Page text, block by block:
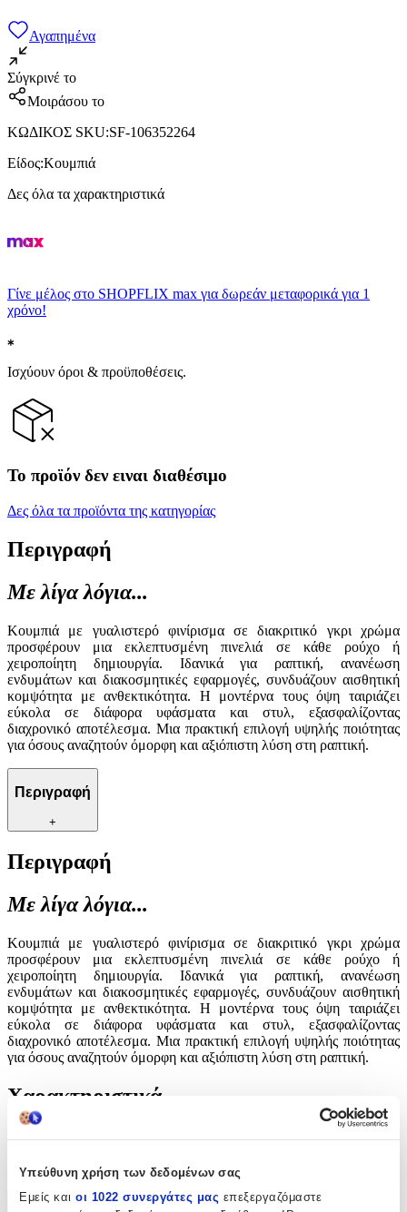
Υπεύθυνη χρήση των δεδομένων σας
Εμείς και οι 1022 συνεργάτες μας επεξεργαζόμαστε
Αγαπημένα
Σύγκρινέ το
Μοιράσου το
ΚΩΔΙΚΟΣ SKU:SF-106352264
Είδος:Κουμπιά
Δες όλα τα χαρακτηριστικά
Γίνε μέλος στο SHOPFLIX max για δωρεάν μεταφορικά για 1
χρόνο!
Ισχύουν όροι & προϋποθέσεις.
Το προϊόν δεν ειναι διαθέσιμο
Δες όλα τα προϊόντα της κατηγορίας
Περιγραφή
Με λίγα λόγια...
Κουμπιά με γυαλιστερό φινίρισμα σε διακριτικό γκρι χρώμα
προσφέρουν μια εκλεπτυσμένη πινελιά σε κάθε ρούχο ή
χειροποίητη δημιουργία. Ιδανικά για ραπτική, ανανέωση
ενδυμάτων και διακοσμητικές εφαρμογές, συνδυάζουν αισθητική
κομψότητα με ανθεκτικότητα. Η μοντέρνα τους όψη ταιριάζει
εύκολα σε διάφορα υφάσματα και στυλ, εξασφαλίζοντας
διαχρονικό αποτέλεσμα. Μια πρακτική επιλογή υψηλής ποιότητας
για όσους αναζητούν όμορφη και αξιόπιστη λύση στη ραπτική.
Περιγραφή
+
Περιγραφή
Με λίγα λόγια...
Κουμπιά με γυαλιστερό φινίρισμα σε διακριτικό γκρι χρώμα
προσφέρουν μια εκλεπτυσμένη πινελιά σε κάθε ρούχο ή
χειροποίητη δημιουργία. Ιδανικά για ραπτική, ανανέωση
ενδυμάτων και διακοσμητικές εφαρμογές, συνδυάζουν αισθητική
κομψότητα με ανθεκτικότητα. Η μοντέρνα τους όψη ταιριάζει
εύκολα σε διάφορα υφάσματα και στυλ, εξασφαλίζοντας
διαχρονικό αποτέλεσμα. Μια πρακτική επιλογή υψηλής ποιότητας
για όσους αναζητούν όμορφη και αξιόπιστη λύση στη ραπτική.
Χαρακτηριστικά
Κουμπιά